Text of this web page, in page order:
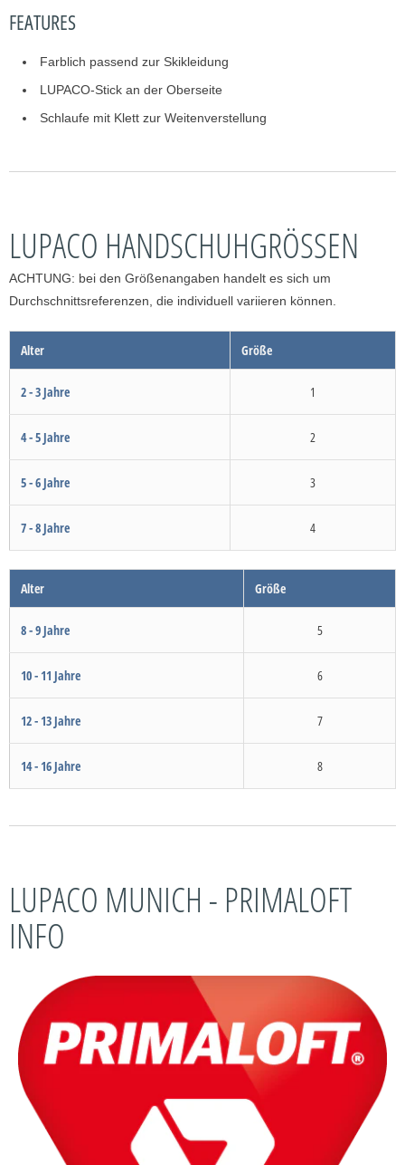
FEATURES
Farblich passend zur Skikleidung
LUPACO-Stick an der Oberseite
Schlaufe mit Klett zur Weitenverstellung
LUPACO HANDSCHUHGRÖSSEN
ACHTUNG: bei den Größenangaben handelt es sich um
Durchschnittsreferenzen, die individuell variieren können.
Alter Größe
2 - 3 Jahre 1
4 - 5 Jahre 2
5 - 6 Jahre 3
7 - 8 Jahre 4
Alter Größe
8 - 9 Jahre 5
10 - 11 Jahre 6
12 - 13 Jahre 7
14 - 16 Jahre 8
LUPACO MUNICH - PRIMALOFT
INFO